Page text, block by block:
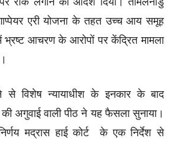
एरी योजना के तहत उच्च आय समूह
आचरण के आरोपों पर केंद्रित मामला
से विशेष न्यायाधीश के इनकार के बाद
की अगुवाई वाली पीठ ने यह फैसला सुनाया।
मद्रास हाई कोर्ट के एक निर्देश से